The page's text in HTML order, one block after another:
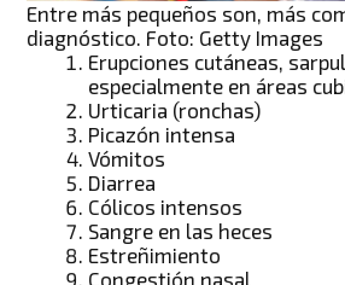
Entre más pequeños son, más
diagnóstico. Foto: Getty Images
Erupciones cutáneas,
especialmente en áreas
Urticaria (ronchas)
Picazón intensa
Vómitos
Diarrea
Cólicos intensos
Sangre en las heces
Estreñimiento
Congestión nasal